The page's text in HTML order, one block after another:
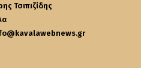
Τσιπιζίδης